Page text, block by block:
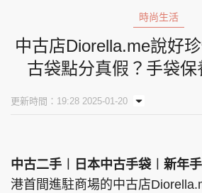
玄學靈異
東周刊 cazbuyer
時尚生活
中古店Diorella.me說好
古袋點分真假？手袋
更新時間：19:28 2025-01-20
中古二手︱日本中古手袋︱新年手
港首間進駐商場的中古店